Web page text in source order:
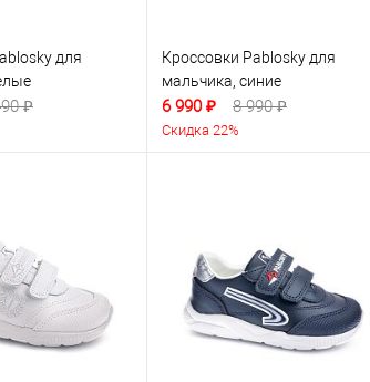
для
₽
Кроссовки Pablosky для
мальчика, синие
6 990 ₽ 8 990 ₽
Скидка 22%